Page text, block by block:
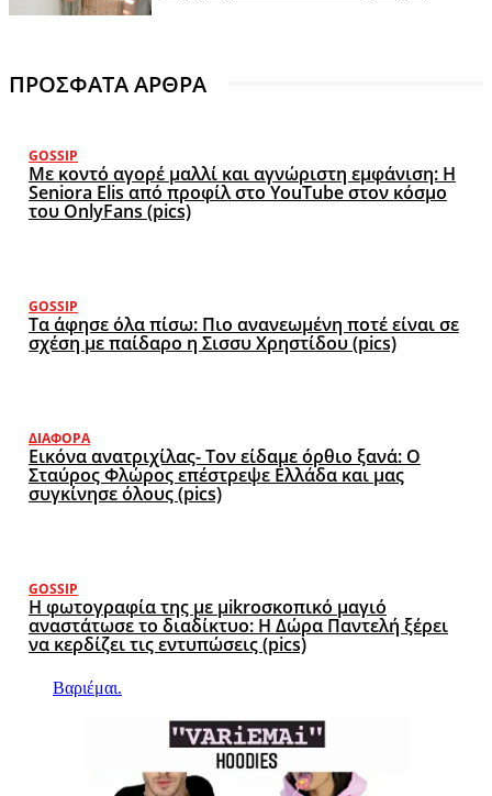
ΠΡΟΣΦΑΤΑ ΑΡΘΡΑ
GOSSIP
Με κοντό αγορέ μαλλί και αγνώριστη εμφάνιση: Η
Seniora Elis από προφίλ στο YouTube στον κόσμο
του OnlyFans (pics)
GOSSIP
Τα άφησε όλα πίσω: Πιο ανανεωμένη ποτέ είναι σε
σχέση με παίδαρο η Σισσυ Χρηστίδου (pics)
ΔΙΆΦΟΡΑ
Εικόνα ανατριχίλας- Τον είδαμε όρθιο ξανά: Ο
Σταύρος Φλώρος επέστρεψε Ελλάδα και μας
συγκίνησε όλους (pics)
GOSSIP
Η φωτογραφία της με μikroσκοπικό μαγιό
αναστάτωσε το διαδίκτυο: Η Δώρα Παντελή ξέρει
να κερδίζει τις εντυπώσεις (pics)
Βαριέμαι.